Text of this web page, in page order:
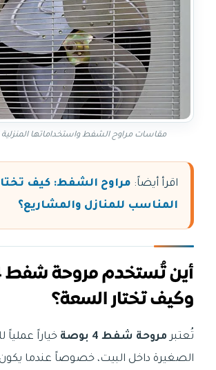
مقاسات مراوح الشفط واستخداماتها المنزلية
اقرأ أيضاً: مراوح الشفط: كيف
المناسب للمنازل والمشاريع؟
وكيف تختار السعة؟
تُعتبر مروحة شفط 4 بوصة
خياراً عملياً
الصغيرة داخل البيت، خصوصاً عندما